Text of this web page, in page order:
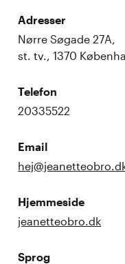
Adresser
Nørre Søgade 27A,
st. tv., 1370
Telefon
20335522
Email
Hjemmeside
jeanetteobro.dk
Sprog